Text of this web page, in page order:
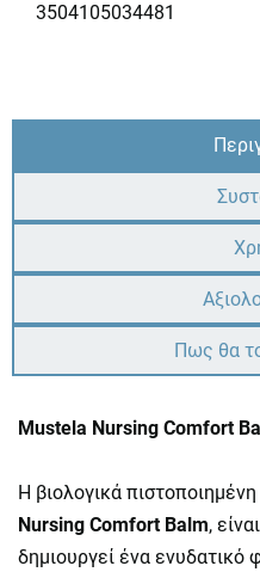
3504105034481
Πως θα
Mustela Nursing Comfort
Η βιολογικά πιστοποιημένη
Nursing Comfort Balm,
δημιουργεί ένα